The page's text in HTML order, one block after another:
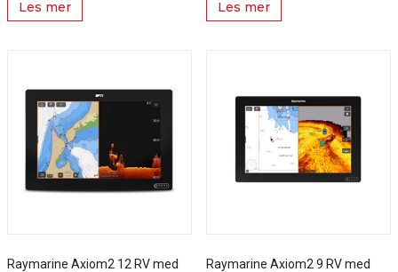
Les mer Les mer
Raymarine Axiom2 12 RV med
Raymarine Axiom2 9 RV med